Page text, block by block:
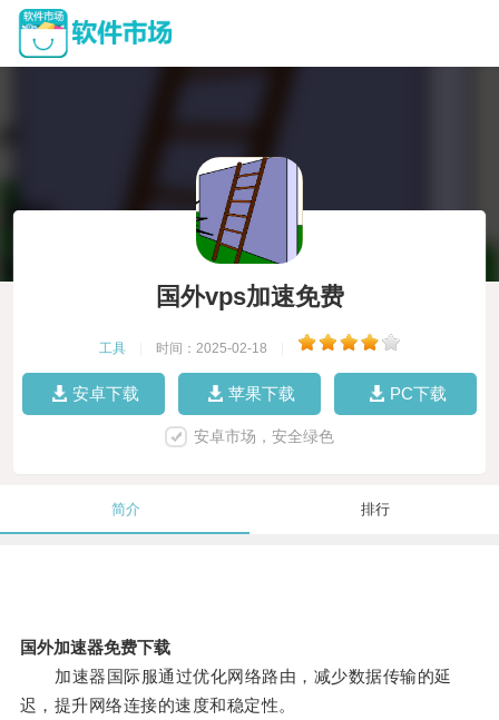
国外vps加速免费
工具 时间：2025-02-18
安卓下载 苹果下载 PC下载
安卓市场，安全绿色
简介 排行
国外加速器免费下载
加速器国际服通过优化网络路由，减少数据传输的延
迟，提升网络连接的速度和稳定性。